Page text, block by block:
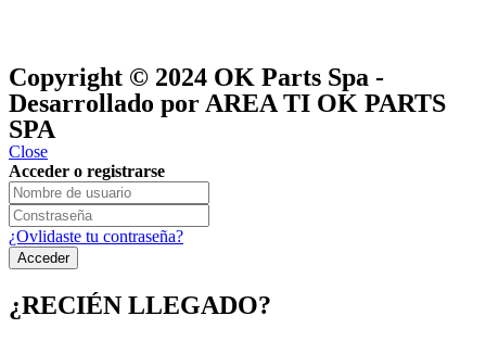
Copyright © 2024 OK Parts Spa -
Desarrollado por AREA TI OK PARTS
SPA
Close
Acceder o registrarse
¿Ovlidaste tu contraseña?
¿RECIÉN LLEGADO?